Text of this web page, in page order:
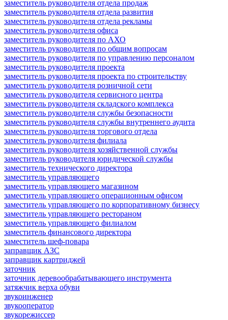
заместитель руководителя отдела продаж
заместитель руководителя отдела развития
заместитель руководителя отдела рекламы
заместитель руководителя офиса
заместитель руководителя по АХО
заместитель руководителя по общим вопросам
заместитель руководителя по управлению персоналом
заместитель руководителя проекта
заместитель руководителя проекта по строительству
заместитель руководителя розничной сети
заместитель руководителя сервисного центра
заместитель руководителя складского комплекса
заместитель руководителя службы безопасности
заместитель руководителя службы внутреннего аудита
заместитель руководителя торгового отдела
заместитель руководителя филиала
заместитель руководителя хозяйственной службы
заместитель руководителя юридической службы
заместитель технического директора
заместитель управляющего
заместитель управляющего магазином
заместитель управляющего операционным офисом
заместитель управляющего по корпоративному бизнесу
заместитель управляющего рестораном
заместитель управляющего филиалом
заместитель финансового директора
заместитель шеф-повара
заправщик АЗС
заправщик картриджей
заточник
заточник деревообрабатывающего инструмента
затяжчик верха обуви
звукоинженер
звукооператор
звукорежиссер